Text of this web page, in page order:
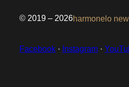
© 2019 – 2026harmonelo
Facebook · Instagram ·